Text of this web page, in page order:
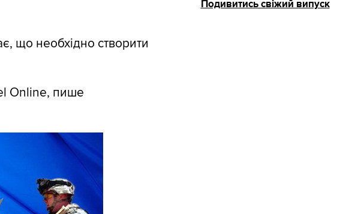
що необхідно створити
Online, пише
Подивитись свіжий випуск